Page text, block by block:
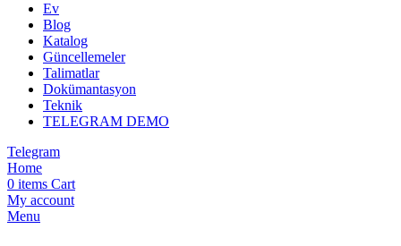
ürün
sayfasından
seçilebilir
Ev
Blog
Katalog
Güncellemeler
Talimatlar
Dokümantasyon
Teknik
TELEGRAM DEMO
Telegram
Home
0 items Cart
My account
Menu